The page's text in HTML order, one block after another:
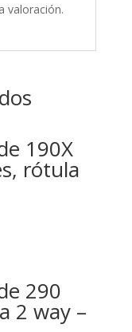
valoración.
190X
rótula
290
2 way –